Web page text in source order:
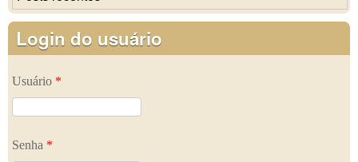
Login do usuário
Usuário *
Senha *